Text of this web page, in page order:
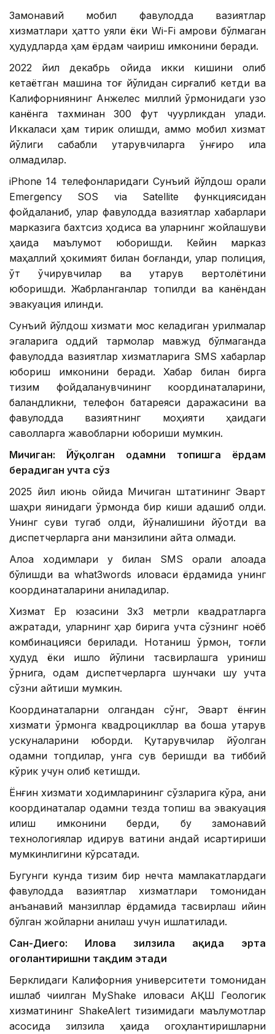
Замонавий мобил фавқулодда вазиятлар
хизматлари ҳатто уяли ёки Wi-Fi қамрови бўлмаган
ҳудудларда ҳам ёрдам чақириш имконини беради.
2022 йил декабрь ойида икки кишини олиб
кетаётган машина тоғ йўлидан сирғалиб кетди ва
Калифорниянинг Анжелес миллий ўрмонидаги узоқ
канёнга тахминан 300 фут чуқурликдан қулади.
Иккаласи ҳам тирик қолишди, аммо мобил хизмат
йўқлиги сабабли қутқарувчиларга қўнғироқ қила
олмадилар.
iPhone 14 телефонларидаги Сунъий йўлдош орқали
Emergency SOS via Satellite функциясидан
фойдаланиб, улар фавқулодда вазиятлар хабарлари
марказига бахтсиз ҳодиса ва уларнинг жойлашуви
ҳақида маълумот юборишди. Кейин марказ
маҳаллий ҳокимият билан боғланди, улар полиция,
ўт ўчирувчилар ва қутқарув вертолётини
юборишди. Жабрланганлар топилди ва канёндан
эвакуация қилинди.
Сунъий йўлдош хизмати мос келадиган қурилмалар
эгаларига оддий тармоқлар мавжуд бўлмаганда
фавқулодда вазиятлар хизматларига SМS хабарлар
юбориш имконини беради. Хабар билан бирга
тизим фойдаланувчининг координаталарини,
баландликни, телефон батареяси даражасини ва
фавқулодда вазиятнинг моҳияти ҳақидаги
саволларга жавобларни юбориши мумкин.
Мичиган: Йўқолган одамни топишга ёрдам
берадиган учта сўз
2025 йил июнь ойида Мичиган штатининг Эварт
шаҳри яқинидаги ўрмонда бир киши адашиб қолди.
Унинг суви тугаб қолди, йўналишини йўқотди ва
диспетчерларга аниқ манзилини айта олмади.
Алоқа ходимлари у билан SМS орқали алоқада
бўлишди ва what3words иловаси ёрдамида унинг
координаталарини аниқладилар.
Хизмат Ер юзасини 3х3 метрли квадратларга
ажратади, уларнинг ҳар бирига учта сўзнинг ноёб
комбинацияси берилади. Нотаниш ўрмон, тоғли
ҳудуд ёки қишлоқ йўлини тасвирлашга уриниш
ўрнига, одам диспетчерларга шунчаки шу учта
сўзни айтиши мумкин.
Координаталарни олгандан сўнг, Эварт ёнғин
хизмати ўрмонга квадроцикллар ва бошқа қутқарув
ускуналарини юборди. Қутқарувчилар йўқолган
одамни топдилар, унга сув беришди ва тиббий
кўрик учун олиб кетишди.
Ёнғин хизмати ходимларининг сўзларига кўра, аниқ
координаталар одамни тезда топиш ва эвакуация
қилиш имконини берди, бу замонавий
технологиялар қидирув вақтини қандай қисқартириши
мумкинлигини кўрсатади.
Бугунги кунда тизим бир нечта мамлакатлардаги
фавқулодда вазиятлар хизматлари томонидан
анъанавий манзиллар ёрдамида тасвирлаш қийин
бўлган жойларни аниқлаш учун ишлатилади.
Сан-Диего: Илова зилзила ҳақида эрта
огоҳлантиришни тақдим этади
Берклидаги Калифорния университети томонидан
ишлаб чиқилган MyShake иловаси АҚШ Геологик
хизматининг ShakeAlert тизимидаги маълумотлар
асосида зилзила ҳақида огоҳлантиришларни